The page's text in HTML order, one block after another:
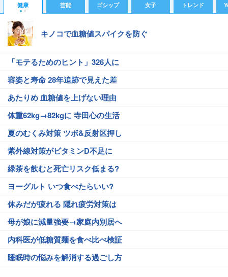
健康 芸能 ゴシップ 女子 トレンド
キノコで血糖値スパイクを防ぐ
「モテるためのヒント」326人に
容姿と寿命 28年追跡で見えた差
あたりめ 血糖値を上げない理由
体重62kg→82kgに 寺田心の生活
夏のむくみ対策 ツボ&反射区押し
紫外線対策がビタミンD不足に
緑茶を飲むと死亡リスク低まる?
ヨーグルト いつ食べたらいい?
休みだが疲れる 隠れ疲労対策は
母が娘に減量強要→家庭内別居へ
内科医が低糖質麺を食べ比べ検証
睡眠時の悩みを解消する過ごし方